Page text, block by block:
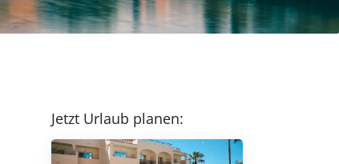
Jetzt Urlaub planen: